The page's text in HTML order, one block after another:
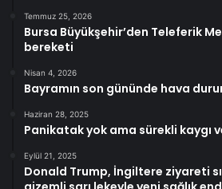
Temmuz 25, 2026
Bursa Büyükşehir’den Teleferik
bereketi
Nisan 4, 2026
Bayramın son gününde hava
Haziran 28, 2025
Panikatak yok ama sürekli kaygı
Eylül 21, 2025
Donald Trump, İngiltere ziyareti